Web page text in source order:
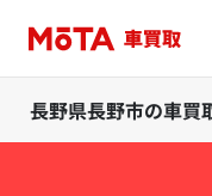
長野県長野市の車買